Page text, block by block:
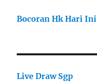
Bocoran Hk Hari Ini
Live Draw Sgp